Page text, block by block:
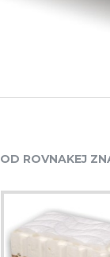
OD ROVNAKEJ